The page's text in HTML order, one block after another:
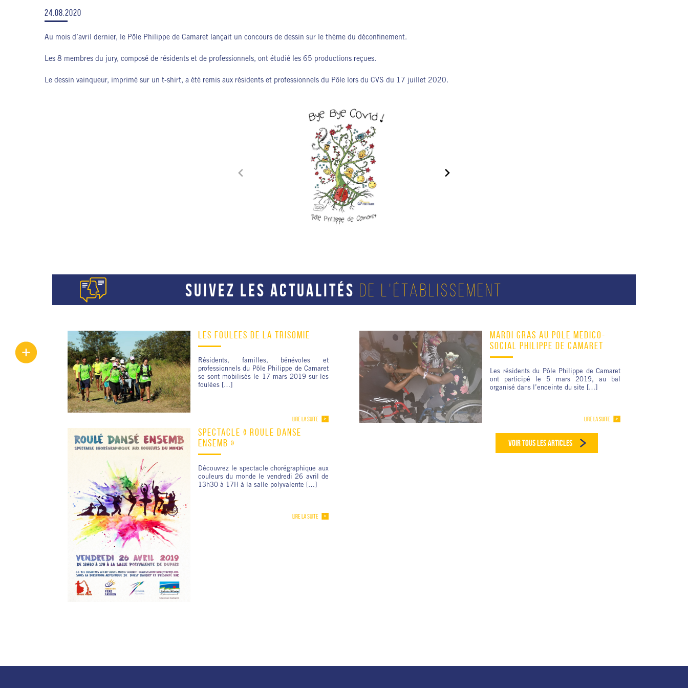
24.08.2020
Au mois d’avril dernier, le Pôle Philippe de Camaret lançait un concours de dessin sur le thème du déconfinement.
Les 8 membres du jury, composé de résidents et de professionnels, ont étudié les 65 productions reçues.
Le dessin vainqueur, imprimé sur un t-shirt, a été remis aux résidents et professionnels du Pôle lors du CVS du 17 juillet 2020.
SUIVEZ LES ACTUALITÉS DE L'ÉTABLISSEMENT
LES FOULÉES DE LA TRISOMIE
Résidents, familles, bénévoles et
professionnels du Pôle Philippe de Camaret
se sont mobilisés le 17 mars 2019 sur les
foulées […]
LIRE LA SUITE
MARDI GRAS AU PÔLE MÉDICO-
SOCIAL PHILIPPE DE CAMARET
Les résidents du Pôle Philippe de Camaret
ont participé le 5 mars 2019, au bal
organisé dans l’enceinte du site […]
LIRE LA SUITE
SPECTACLE « ROULÉ DANSÉ
ENSEMB »
Découvrez le spectacle chorégraphique aux
couleurs du monde le vendredi 26 avril de
13h30 à 17H à la salle polyvalente […]
LIRE LA SUITE
VOIR TOUS LES ARTICLES